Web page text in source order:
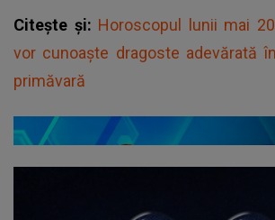
Citește și: Horoscopul lunii mai
vor cunoaște dragoste adevărată
primăvară